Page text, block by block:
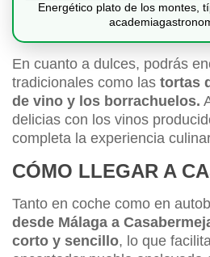
Energético plato de los montes,
En cuanto a dulces, podrás
tradicionales como las tortas
de vino y los borrachuelos.
delicias con los vinos
completa la experiencia
CÓMO LLEGAR A
Tanto en coche como en
desde Málaga a
corto y sencillo, lo que